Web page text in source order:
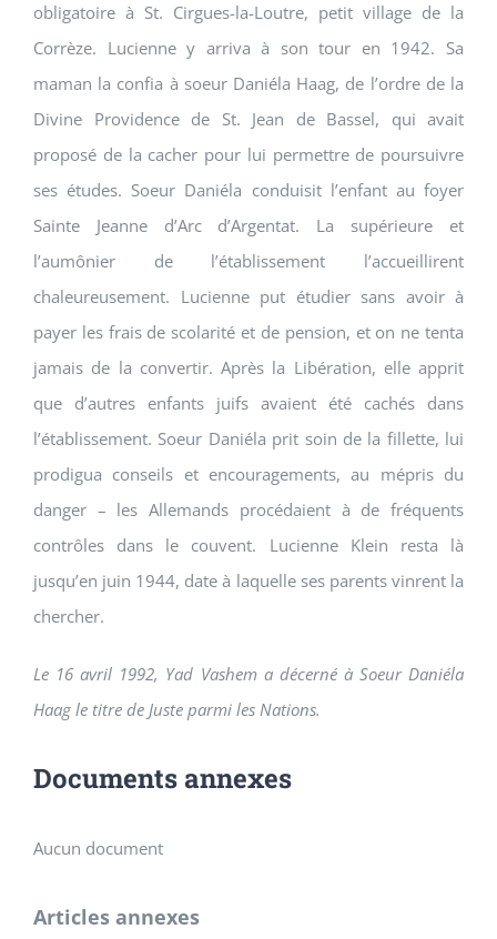
obligatoire à St. Cirgues-la-Loutre, petit village de la
Corrèze. Lucienne y arriva à son tour en 1942. Sa
maman la confia à soeur Daniéla Haag, de l’ordre de la
Divine Providence de St. Jean de Bassel, qui avait
proposé de la cacher pour lui permettre de poursuivre
ses études. Soeur Daniéla conduisit l’enfant au foyer
Sainte Jeanne d’Arc d’Argentat. La supérieure et
l’aumônier de l’établissement l’accueillirent
chaleureusement. Lucienne put étudier sans avoir à
payer les frais de scolarité et de pension, et on ne tenta
jamais de la convertir. Après la Libération, elle apprit
que d’autres enfants juifs avaient été cachés dans
l’établissement. Soeur Daniéla prit soin de la fillette, lui
prodigua conseils et encouragements, au mépris du
danger – les Allemands procédaient à de fréquents
contrôles dans le couvent. Lucienne Klein resta là
jusqu’en juin 1944, date à laquelle ses parents vinrent la
chercher.
Le 16 avril 1992, Yad Vashem a décerné à Soeur Daniéla
Haag le titre de Juste parmi les Nations.
Documents annexes
Aucun document
Articles annexes